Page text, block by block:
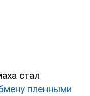
стал
пленными